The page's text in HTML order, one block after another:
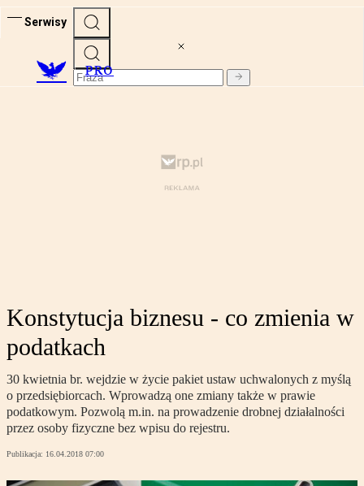
Serwisy
PRO
Konstytucja biznesu - co zmienia w
podatkach
30 kwietnia br. wejdzie w życie pakiet ustaw uchwalonych z myślą
o przedsiębiorcach. Wprowadzą one zmiany także w prawie
podatkowym. Pozwolą m.in. na prowadzenie drobnej działalności
przez osoby fizyczne bez wpisu do rejestru.
Publikacja: 16.04.2018 07:00